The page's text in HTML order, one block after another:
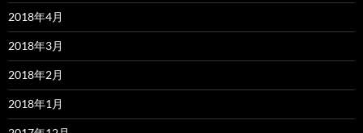
2018年4月
2018年3月
2018年2月
2018年1月